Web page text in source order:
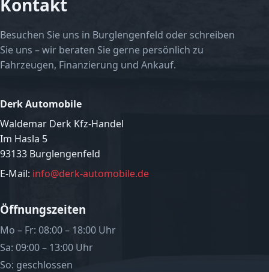
Besuchen Sie uns in Burglengenfeld oder schreiben
Sie uns – wir beraten Sie gerne persönlich zu
Fahrzeugen, Finanzierung und Ankauf.
Derk Automobile
Waldemar Derk Kfz-Handel
Im Hasla 5
93133 Burglengenfeld
E-Mail: info@derk-automobile.de
Öffnungszeiten
Mo – Fr: 08:00 – 18:00 Uhr
Sa: 09:00 – 13:00 Uhr
So: geschlossen